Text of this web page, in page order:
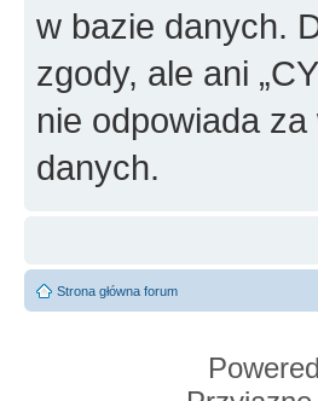
w bazie danych.
zgody, ale ani
nie odpowiada
danych.
Strona główna forum